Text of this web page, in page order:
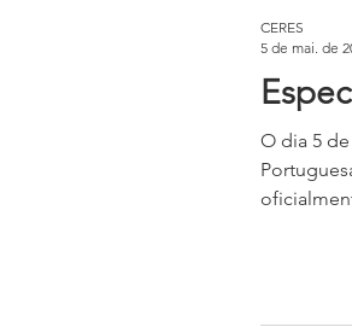
O dia 5
CERES
5 de mai. de